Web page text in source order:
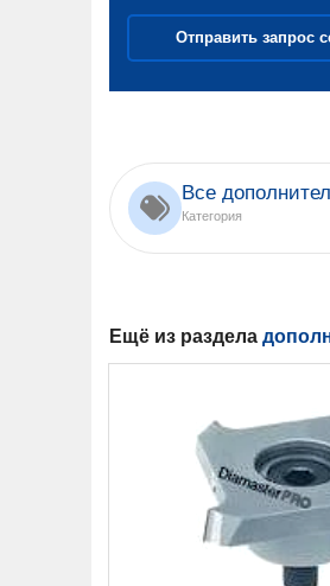
Отправить запрос
Все
Категория
Ещё из раздела